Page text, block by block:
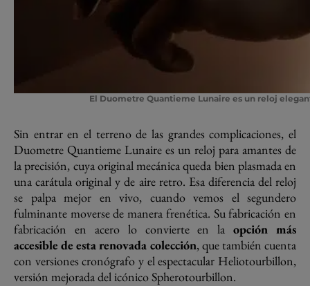
El Duometre Quantieme Lunaire es un reloj
Sin entrar en el terreno de las grandes complicaciones, el
Duometre Quantieme Lunaire es un reloj para amantes de
la precisión, cuya original mecánica queda bien plasmada en
una carátula original y de aire retro. Esa diferencia del reloj
se palpa mejor en vivo, cuando vemos el segundero
fulminante moverse de manera frenética. Su fabricación en
fabricación en acero lo convierte en laopción más
accesible de esta renovada colección, que también cuenta
con versiones cronógrafo y el espectacular Heliotourbillon,
versión mejorada del icónico Spherotourbillon.